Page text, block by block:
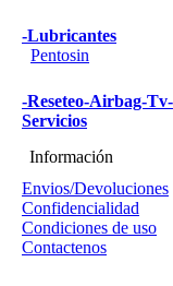
-Lubricantes
Pentosin
-Reseteo-Airbag-Tv-
Servicios
Información
Envios/Devoluciones
Confidencialidad
Condiciones de uso
Contactenos